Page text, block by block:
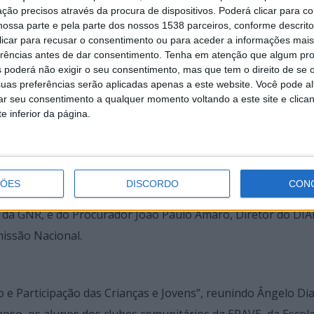
precisos através da procura de dispositivos. Poderá clicar para
parte e pela parte dos nossos 1538 parceiros, conforme
para recusar o consentimento ou para aceder a informações
antes de dar consentimento. Tenha em atenção que algum
poderá não exigir o seu consentimento, mas que tem o direito de se
preferências serão aplicadas apenas a este website. Você pode
seu consentimento a qualquer momento voltando a este site e
inferior da página.
DISCORDO
estas metas e que quer contribuir para um dia-a-dia
precisamos de defender isso assumindo um
com estes valores e com esta perceção para
são bases que temos que promover e proteger
de estar à altura dos desafios.”
e a Parentalidade”, onde Cristina Capela apresentou
do Gabinete de Apoio à Parentalidade do Município da
e moderação de Rosália Ramalho. O segundo
Crianças e Jovens”, contou com os contributos do
GNR, e do Procurador João Paulo Amaro, Diretor do
Nacional.
Participação das Crianças e Jovens”, reunindo Ângelo